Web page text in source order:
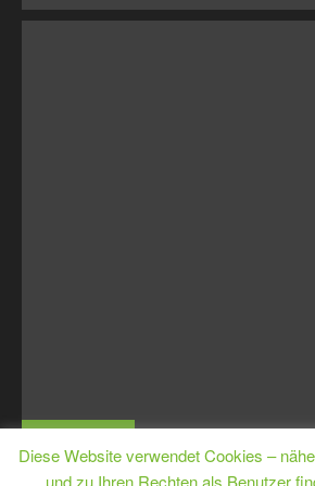
MJugE
Diese Website verwendet Cookies –
und zu Ihren Rechten als Benutzer